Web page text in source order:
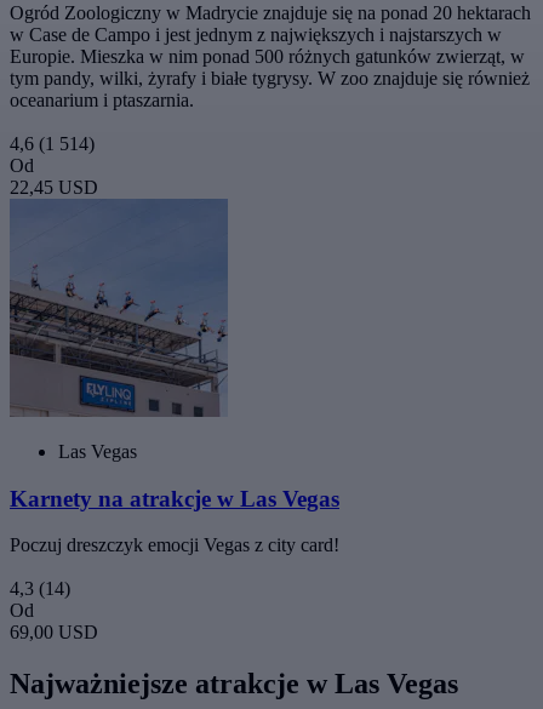
Ogród Zoologiczny w Madrycie znajduje się na ponad 20 hektarach
w Case de Campo i jest jednym z największych i najstarszych w
Europie. Mieszka w nim ponad 500 różnych gatunków zwierząt, w
tym pandy, wilki, żyrafy i białe tygrysy. W zoo znajduje się również
oceanarium i ptaszarnia.
4,6 (1 514)
Od
22,45 USD
Las Vegas
Karnety na atrakcje w Las Vegas
Poczuj dreszczyk emocji Vegas z city card!
4,3 (14)
Od
69,00 USD
Najważniejsze atrakcje w Las Vegas